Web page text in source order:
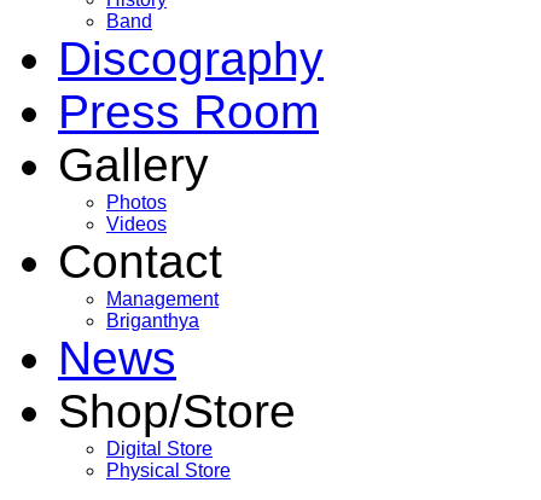
Band
Discography
Press Room
Gallery
Photos
Videos
Contact
Management
Briganthya
News
Shop/Store
Digital Store
Physical Store